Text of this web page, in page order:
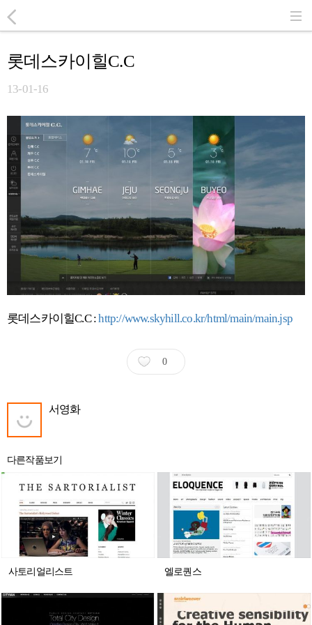
롯데스카이힐C.C
13-01-16
롯데스카이힐C.C :http://www.skyhill.co.kr/html/main/main.jsp
0
서영화
다른작품보기
사토리얼리스트 엘로퀀스